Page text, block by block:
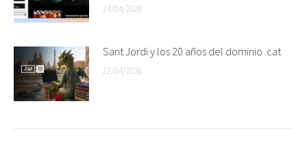
24/04/2026
Sant Jordi y los 20 años del dominio .cat
22/04/2026